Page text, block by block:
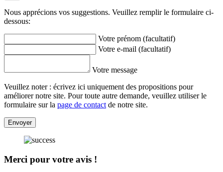
Nous apprécions vos suggestions. Veuillez remplir le formulaire ci-
dessous:
Votre prénom (facultatif)
Votre e-mail (facultatif)
Votre message
Veuillez noter : écrivez ici uniquement des propositions pour
améliorer notre site. Pour toute autre demande, veuillez utiliser le
formulaire sur la page de contact de notre site.
Envoyer
Merci pour votre avis !